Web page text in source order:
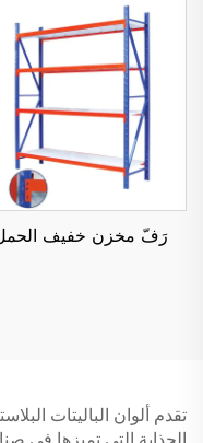
رَفّ مخزن خفيف
تقدم ألوان الباليتات